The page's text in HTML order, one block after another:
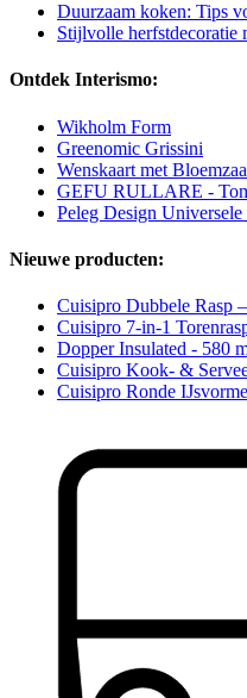
Duurzaam koken: Tips
Stijlvolle herfstdecoratie
Ontdek Interismo:
Wikholm Form
Greenomic Grissini
Wenskaart met
GEFU RULLARE -
Peleg Design
Nieuwe producten:
Cuisipro Dubbele Rasp
Cuisipro 7-in-1
Dopper Insulated - 580
Cuisipro Kook- &
Cuisipro Ronde